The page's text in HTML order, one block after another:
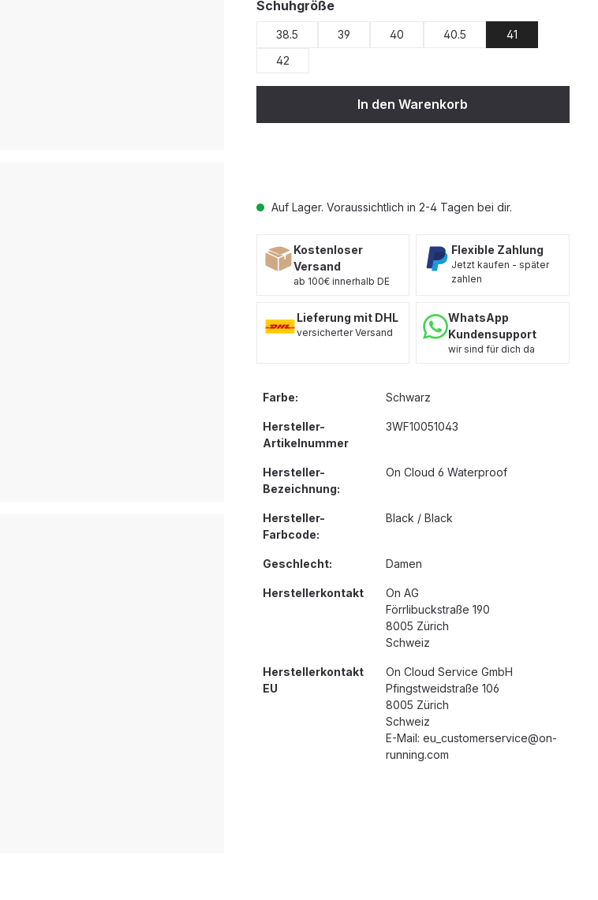
Auf Lager. Voraussichtlich in 2-4 Tagen bei dir.
Schuhgrößeauswählen
38.5 39 40 40.5
41
42
In den Warenkorb
Kostenloser
Versand
ab 100€ innerhalb DE
Flexible Zahlung
Jetzt kaufen - später
zahlen
Lieferung mit DHL
versicherter Versand
WhatsApp
Kundensupport
wir sind für dich da
Farbe: Schwarz
Hersteller-
Artikelnummer
3WF10051043
Hersteller-
Bezeichnung:
On Cloud 6 Waterproof
Hersteller-
Farbcode:
Black / Black
Geschlecht: Damen
Herstellerkontakt
On AG
Förrlibuckstraße 190
8005 Zürich
Schweiz
Herstellerkontakt
EU
On Cloud Service GmbH
Pfingstweidstraße 106
8005 Zürich
Schweiz
E-Mail: eu_customerservice@on-
running.com